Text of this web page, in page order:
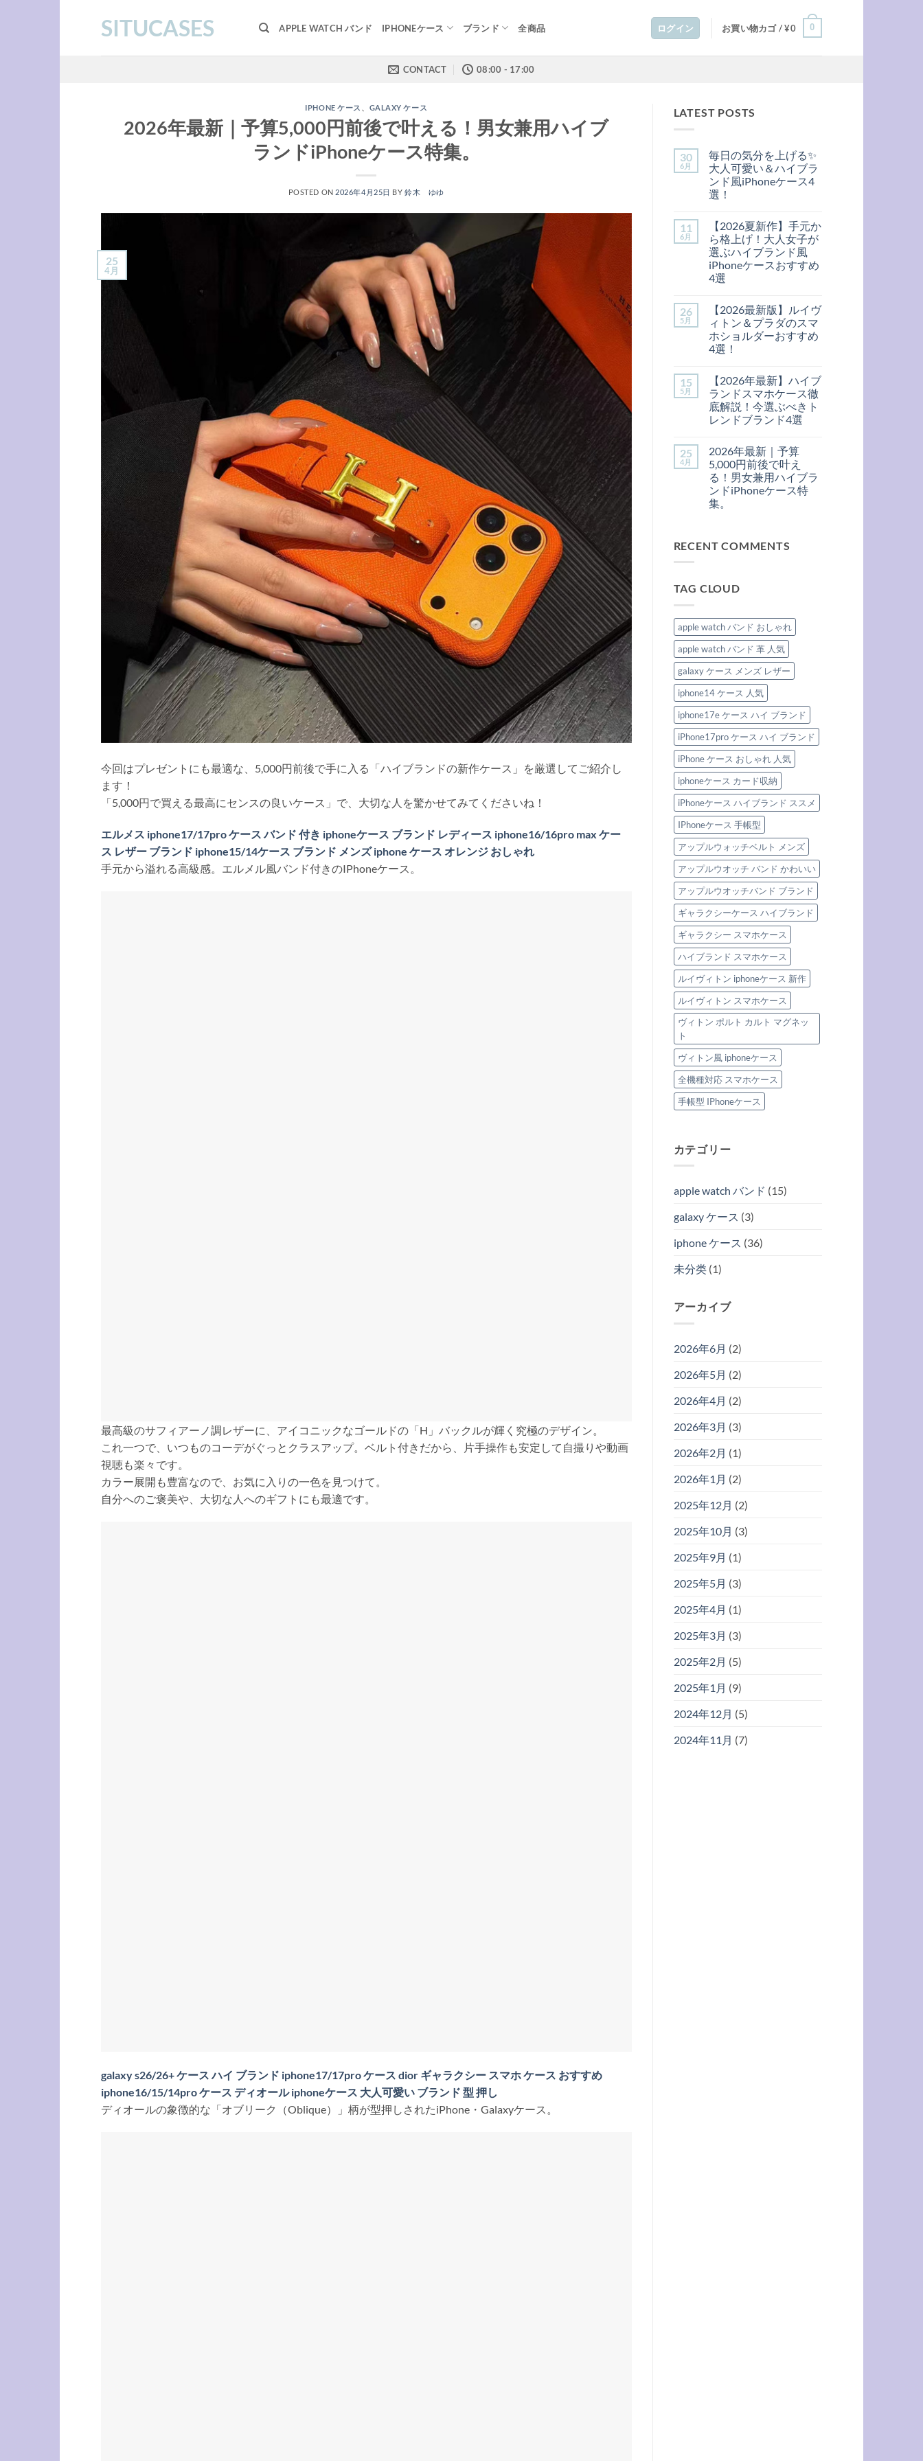
SITUCASES APPLE WATCH バンド IPHONEケース ブランド 全商品 ログイン お買い物カゴ /¥0 0
CONTACT 08:00 - 17:00
IPHONE ケース 、 GALAXY ケース
2026年最新｜予算5,000円前後で叶える！男女兼用ハイブ
ランドiPhoneケース特集。
POSTED ON 2026年4月25日 BY鈴木 ゆゆ
25
4月
今回はプレゼントにも最適な、5,000円前後で手に入る「ハイブランドの新作ケース」を厳選してご紹介し
ます！
「5,000円で買える最高にセンスの良いケース」で、大切な人を驚かせてみてくださいね！
エルメス iphone17/17pro ケース バンド 付き iphoneケース ブランド レディース iphone16/16pro max ケー
ス レザー ブランド iphone15/14ケース ブランド メンズ iphone ケース オレンジ おしゃれ
手元から溢れる高級感。エルメル風バンド付きのIPhoneケース。
最高級のサフィアーノ調レザーに、アイコニックなゴールドの「H」バックルが輝く究極のデザイン。
これ一つで、いつものコーデがぐっとクラスアップ。ベルト付きだから、片手操作も安定して自撮りや動画
視聴も楽々です。
カラー展開も豊富なので、お気に入りの一色を見つけて。
自分へのご褒美や、大切な人へのギフトにも最適です。
galaxy s26/26+ ケース ハイ ブランド iphone17/17pro ケース dior ギャラクシー スマホ ケース おすすめ
iphone16/15/14pro ケース ディオール iphoneケース 大人可愛い ブランド 型 押し
ディオールの象徴的な「オブリーク（Oblique）」柄が型押しされたiPhone・Galaxyケース。
LATEST POSTS
30
6月
毎日の気分を上げる✨
大人可愛い＆ハイブラ
ンド風iPhoneケース4
選！
気
分
を
上
げ
る
愛
い
＆
ハ
ド
風
iPhone
ケ
4
選！
へ
の
ト
は
ま
だ
あ
り
11
6月
【2026夏新作】手元か
ら格上げ！大人女子が
選ぶハイブランド風
iPhoneケースおすすめ
4選
作】
手
元
か
ら
げ！
大
人
女
子
が
ハ
イ
ブ
ラ
ン
ド
風
ス
お
4
選
は
ま
だ
あ
ん
26
5月
【2026最新版】ルイヴ
ィトン＆プラダのスマ
ホショルダーおすすめ
4選！
版】
ル
イ
ヴ
ィ
＆
プ
ラ
ダ
の
ス
マ
ダ
す
め
へ
の
ト
は
ま
だ
あ
せ
ん
15
5月
【2026年最新】ハイブ
ランドスマホケース徹
底解説！今選ぶべきト
レンドブランド4選
最
新】
ハ
イ
ブ
ラ
ン
ケ
底
解
選
ぶ
べ
き
ト
レ
ン
ド
ブ
ラ
ン
ド
4
選
へ
ン
ト
は
ま
だ
あ
り
25
4月
2026年最新｜予算
5,000円前後で叶え
る！男女兼用ハイブラ
ンドiPhoneケース特
集。
新
｜
円
叶
え
る！
男
女
兼
用
ハ
イ
ブ
ラ
ン
ド
iPhone
ケ
ー
ス
特
集。
へ
の
ト
は
り
RECENT COMMENTS
TAG CLOUD
apple watch バンド おしゃれ
apple watch バンド 革 人気
galaxy ケース メンズ レザー
iphone14 ケース 人気
iphone17e ケース ハイ ブランド
iPhone17pro ケース ハイ ブランド
iPhone ケース おしゃれ 人気
iphoneケース カード収納
iPhoneケース ハイブランド ススメ
IPhoneケース 手帳型
アップルウォッチベルト メンズ
アップルウオッチ バンド かわいい
アップルウオッチバンド ブランド
ギャラクシーケース ハイブランド
ギャラクシー スマホケース
ハイブランド スマホケース
ルイヴィトン iphoneケース 新作
ルイヴィトン スマホケース
ヴィトン ポルト カルト マグネッ
ト
ヴィトン風 iphoneケース
全機種対応 スマホケース
手帳型 IPhoneケース
カテゴリー
apple watch バンド (15)
galaxy ケース (3)
iphone ケース (36)
未分类(1)
アーカイブ
2026年6月 (2)
2026年5月 (2)
2026年4月 (2)
2026年3月 (3)
2026年2月 (1)
2026年1月 (2)
2025年12月 (2)
2025年10月 (3)
2025年9月 (1)
2025年5月 (3)
2025年4月 (1)
2025年3月 (3)
2025年2月 (5)
2025年1月 (9)
2024年12月 (5)
2024年11月 (7)